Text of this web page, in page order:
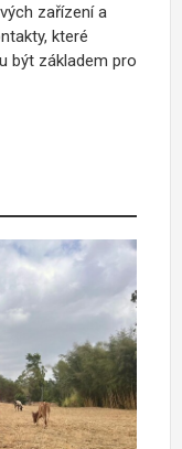
zařízení a
které
být základem pro